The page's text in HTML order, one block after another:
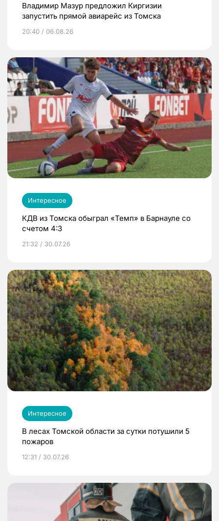
Владимир Мазур предложил Киргизии
запустить прямой авиарейс из Томска
20:40 / 06.08.26
Интересное
КДВ из Томска обыграл «Темп» в Барнауле со
счетом 4:3
21:32 / 30.07.26
Интересное
В лесах Томской области за сутки потушили 5
пожаров
12:31 / 30.07.26